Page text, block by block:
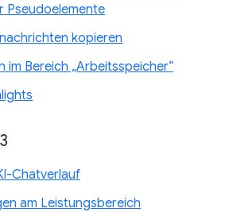
Pseudoelemente
kopieren
im Bereich „Arbeitsspeicher“
Chatverlauf
am Leistungsbereich